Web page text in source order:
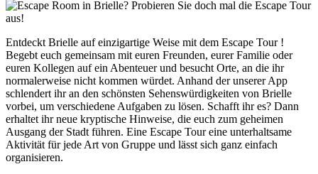
Entdeckt Brielle auf einzigartige Weise mit dem Escape Tour !
Begebt euch gemeinsam mit euren Freunden, eurer Familie oder
euren Kollegen auf ein Abenteuer und besucht Orte, an die ihr
normalerweise nicht kommen würdet. Anhand der unserer App
schlendert ihr an den schönsten Sehenswürdigkeiten von Brielle
vorbei, um verschiedene Aufgaben zu lösen. Schafft ihr es? Dann
erhaltet ihr neue kryptische Hinweise, die euch zum geheimen
Ausgang der Stadt führen. Eine Escape Tour eine unterhaltsame
Aktivität für jede Art von Gruppe und lässt sich ganz einfach
organisieren.